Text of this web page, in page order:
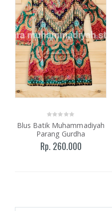
Blus Batik Muhammadiyah
Parang Gurdha
Rp. 260.000